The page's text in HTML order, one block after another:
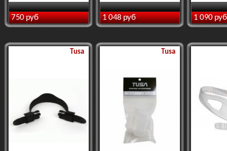
750 руб 1 048 руб 1 090 руб
Tusa Tusa